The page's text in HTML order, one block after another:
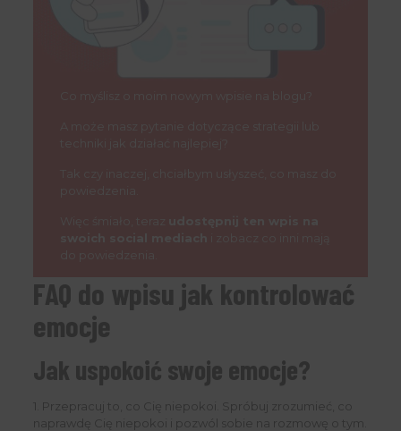
FAQ do wpisu jak kontrolować
emocje
Jak uspokoić swoje emocje?
1. Przepracuj to, co Cię niepokoi. Spróbuj zrozumieć, co
naprawdę Cię niepokoi i pozwól sobie na rozmowę o tym.